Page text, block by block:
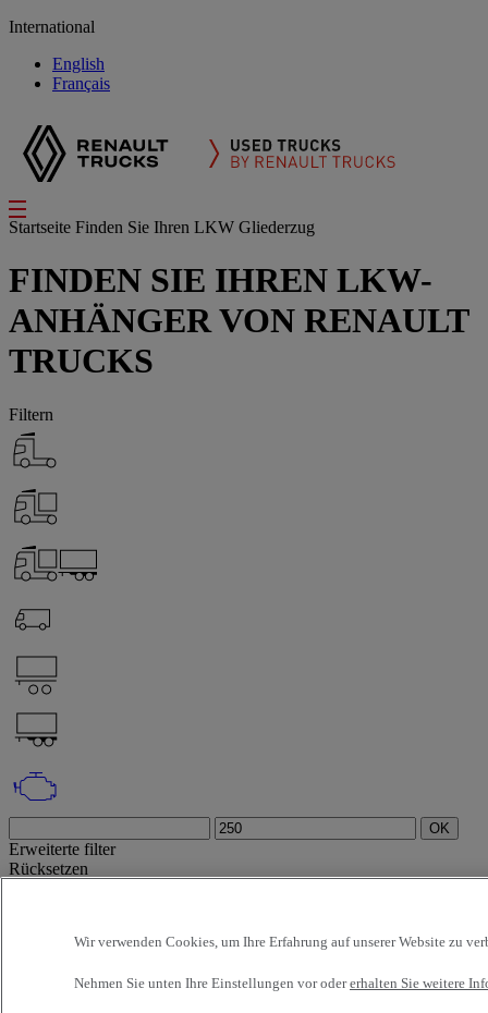
International
English
Français
Startseite Finden Sie Ihren LKW Gliederzug
FINDEN SIE IHREN LKW-
ANHÄNGER VON RENAULT
TRUCKS
Filtern
OK
Erweiterte filter
Rücksetzen
96 Fahrzeuge pro Seite OK
Wir verwenden Cookies, um Ihre Erfahrung auf unserer Website zu
Nehmen Sie unten Ihre Einstellungen vor odererhalten Sie weitere